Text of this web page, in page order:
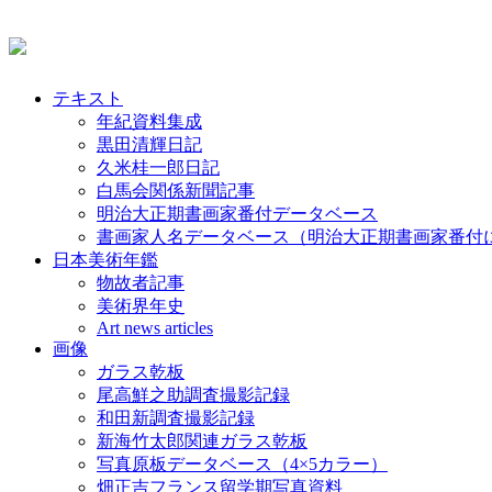
テキスト
年紀資料集成
黒田清輝日記
久米桂一郎日記
白馬会関係新聞記事
明治大正期書画家番付データベース
書画家人名データベース（明治大正期書画家番付
日本美術年鑑
物故者記事
美術界年史
Art news articles
画像
ガラス乾板
尾高鮮之助調査撮影記録
和田新調査撮影記録
新海竹太郎関連ガラス乾板
写真原板データベース（4×5カラー）
畑正吉フランス留学期写真資料